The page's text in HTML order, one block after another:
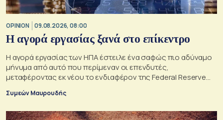
OPINION 09.08.2026, 08:00
Η αγορά εργασίας ξανά στο επίκεντρο
Η αγορά εργασίας των ΗΠΑ έστειλε ένα σαφώς πιο αδύναμο
μήνυμα από αυτό που περίμεναν οι επενδυτές,
μεταφέροντας εκ νέου το ενδιαφέρον της Federal Reserve
Συμεών Μαυρουδής